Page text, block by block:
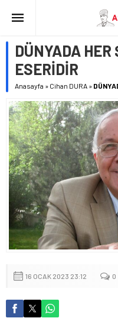
DÜNYADA
ESERİDİR
Anasayfa » Cihan DURA »
16 OCAK 2023 23:12 0